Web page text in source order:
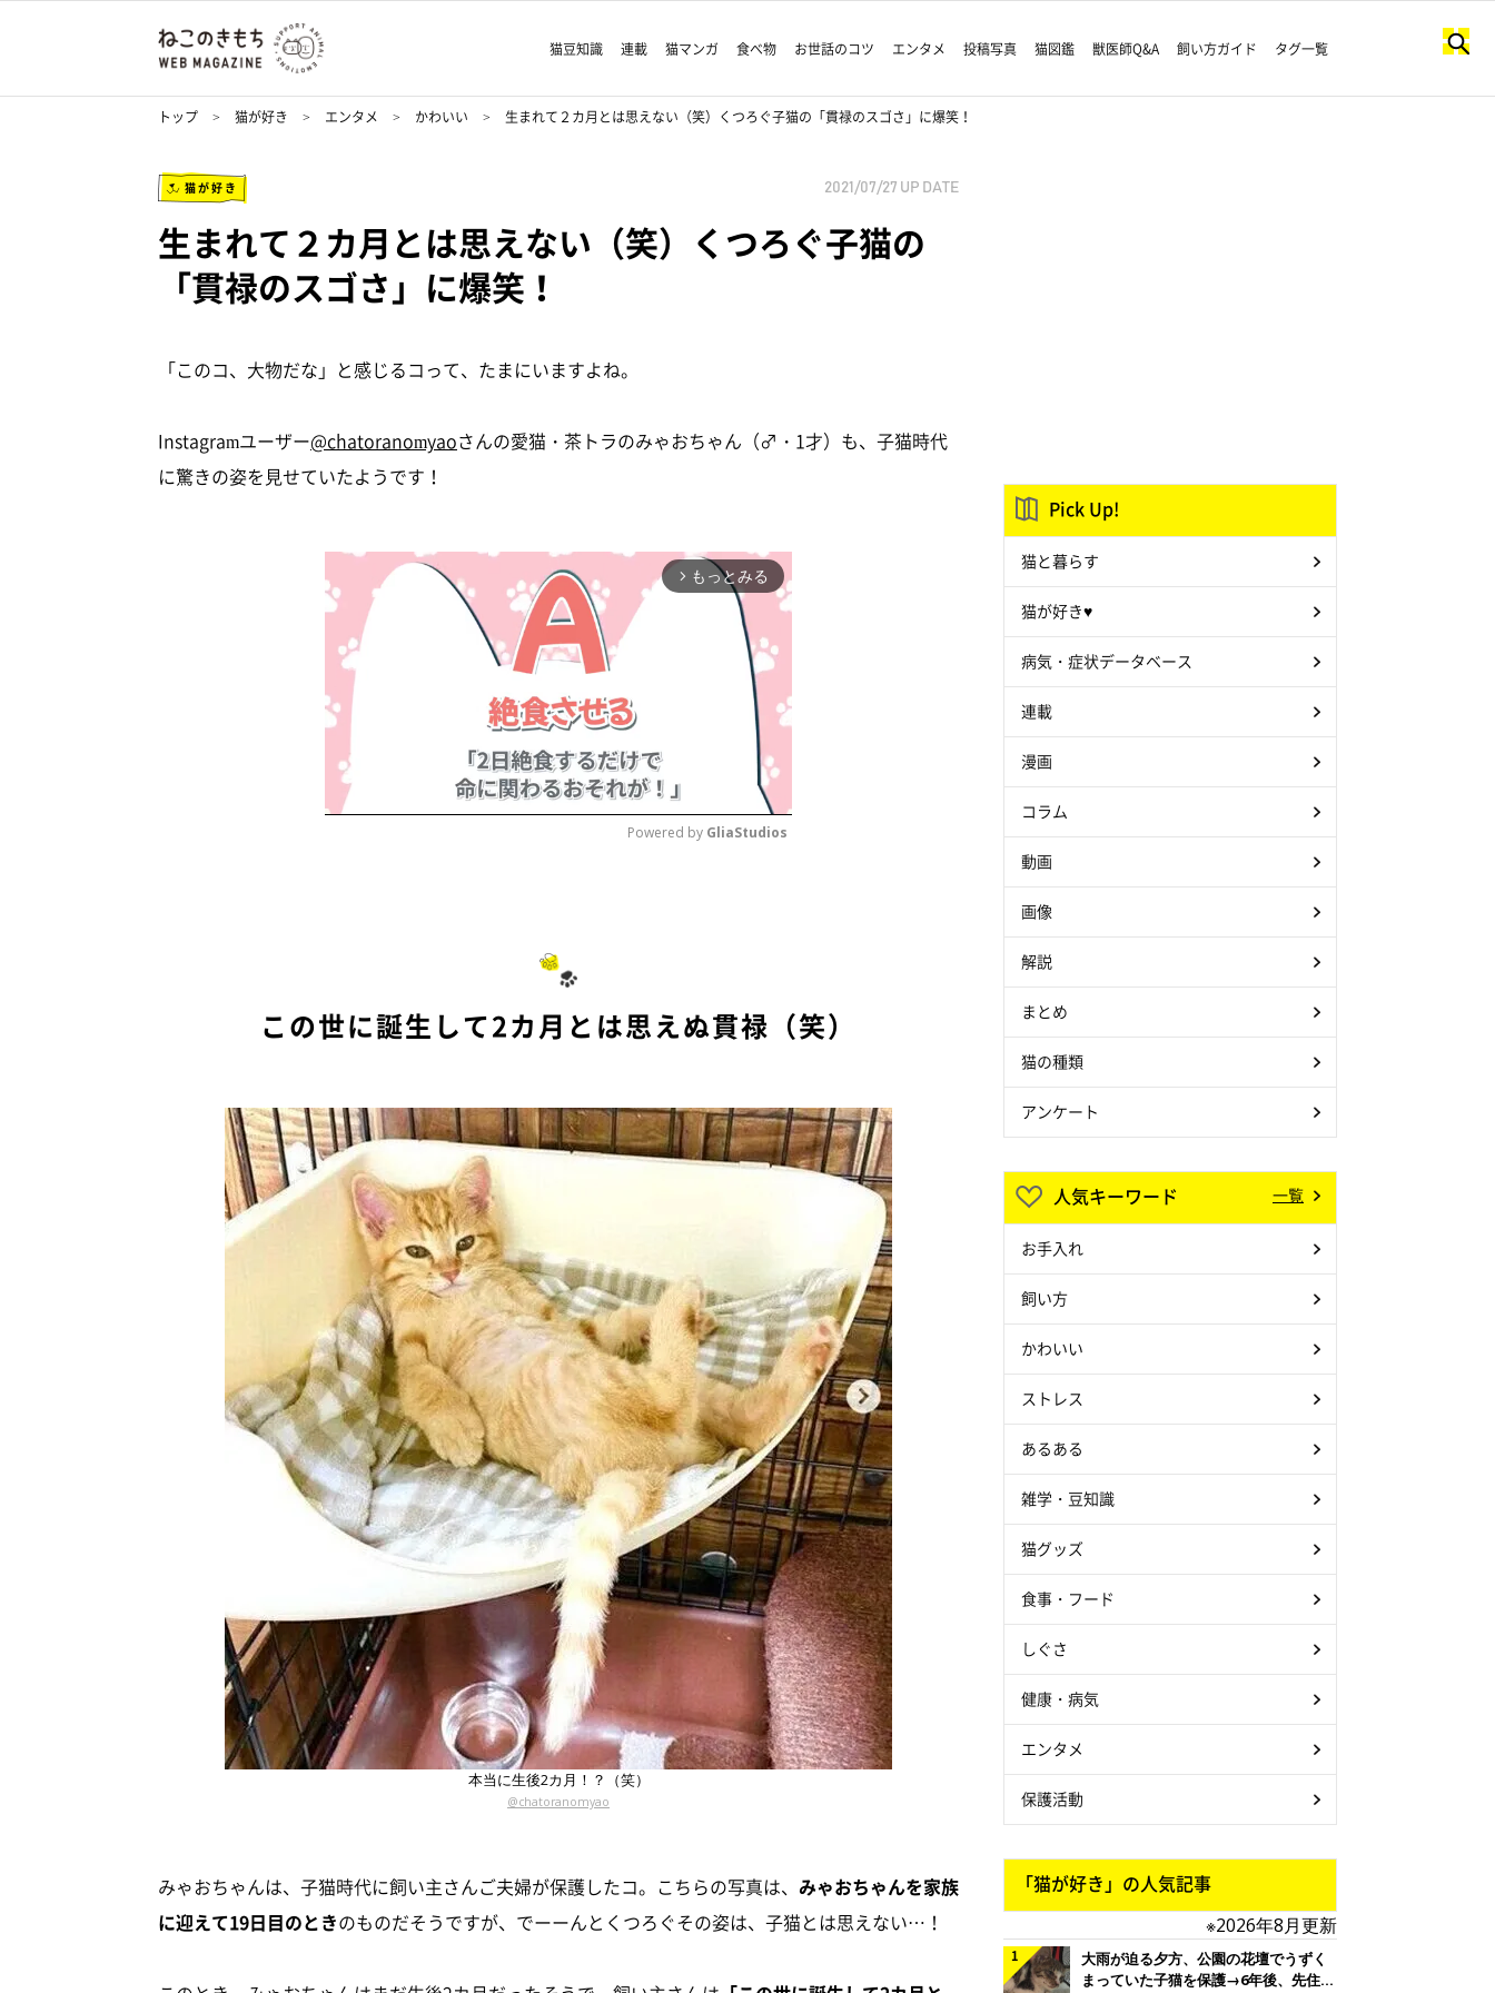
猫豆知識 連載 猫マンガ 食べ物 お世話のコツ エンタメ 投稿写真 猫図鑑 獣医師Q&A 飼い方ガイド タグ一覧
トップ 猫が好き エンタメ かわいい 生まれて２カ月とは思えない（笑）くつろぐ子猫の「貫禄のスゴさ」に爆笑！
猫が好き 2021/07/27 UP DATE
生まれて２カ月とは思えない（笑）くつろぐ子猫の
「貫禄のスゴさ」に爆笑！
「このコ、大物だな」と感じるコって、たまにいますよね。
Instagramユーザー@chatoranomyaoさんの愛猫・茶トラのみゃおちゃん（♂・1才）も、子猫時代
に驚きの姿を見せていたようです！
arrow_forward_ios もっとみる
Powered by GliaStudios
この世に誕生して2カ月とは思えぬ貫禄（笑）
本当に生後2カ月！？（笑）
@chatoranomyao
みゃおちゃんは、子猫時代に飼い主さんご夫婦が保護したコ。こちらの写真は、 みゃおちゃんを家族
に迎えて19日目のときのものだそうですが、でーーんとくつろぐその姿は、子猫とは思えない…！
Pick Up!
猫と暮らす
猫が好き♥
病気・症状データベース
連載
漫画
コラム
動画
画像
解説
まとめ
猫の種類
アンケート
人気キーワード 一覧
お手入れ
飼い方
かわいい
ストレス
あるある
雑学・豆知識
猫グッズ
食事・フード
しぐさ
健康・病気
エンタメ
保護活動
「猫が好き」の人気記事
※2026年8月更新
大雨が迫る夕方、公園の花壇でうずく
まっていた子猫を保護→6年後、先住猫